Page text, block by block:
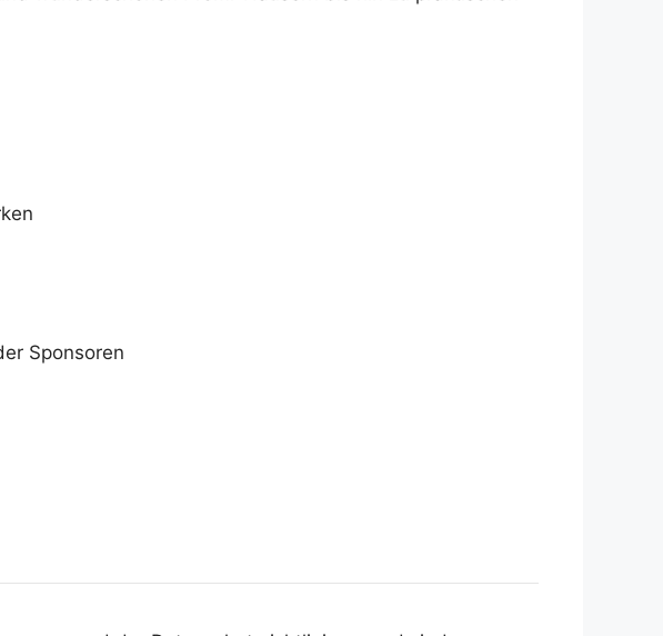
Sponsoren